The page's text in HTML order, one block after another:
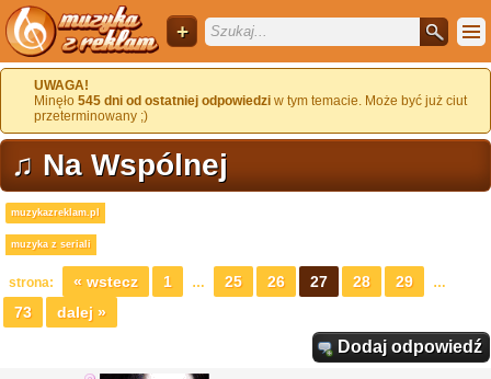
+
UWAGA!
Minęło 545 dni od ostatniej odpowiedzi w tym temacie. Może być już ciut
przeterminowany ;)
♫ Na Wspólnej
muzykazreklam.pl
muzyka z seriali
strona: « wstecz 1 … 25 26 27 28 29 …
73 dalej »
Dodaj odpowiedź